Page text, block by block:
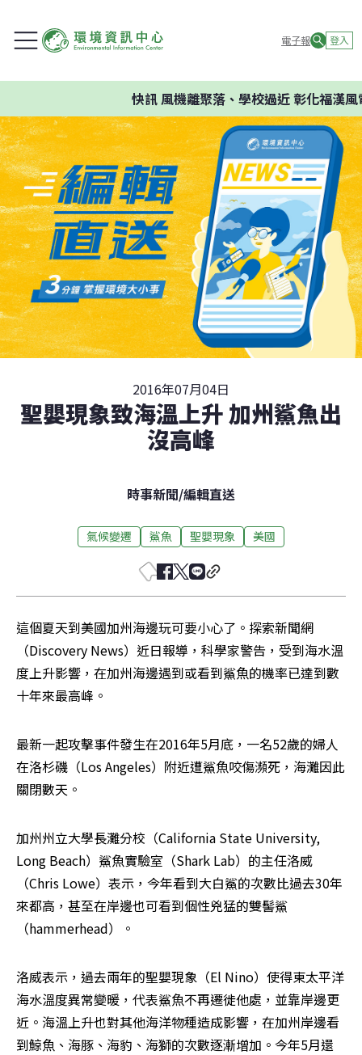
電子報 登入
快訊風機離聚落、學校過近 彰化福漢風
2016年07月04日
聖嬰現象致海溫上升 加州鯊魚出
沒高峰
時事新聞/編輯直送
氣候變遷 鯊魚 聖嬰現象 美國
這個夏天到美國加州海邊玩可要小心了。探索新聞網
（Discovery News）近日報導，科學家警告，受到海水溫
度上升影響，在加州海邊遇到或看到鯊魚的機率已達到數
十年來最高峰。
最新一起攻擊事件發生在2016年5月底，一名52歲的婦人
在洛杉磯（Los Angeles）附近遭鯊魚咬傷瀕死，海灘因此
關閉數天。
加州州立大學長灘分校（California State University,
Long Beach）鯊魚實驗室（Shark Lab）的主任洛威
（Chris Lowe）表示，今年看到大白鯊的次數比過去30年
來都高，甚至在岸邊也可看到個性兇猛的雙髻鯊
（hammerhead）。
洛威表示，過去兩年的聖嬰現象（El Nino）使得東太平洋
海水溫度異常變暖，代表鯊魚不再遷徙他處，並靠岸邊更
近。海溫上升也對其他海洋物種造成影響，在加州岸邊看
到鯨魚、海豚、海豹、海獅的次數逐漸增加。今年5月還